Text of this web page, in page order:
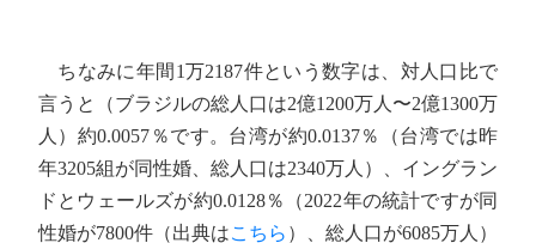
ちなみに年間1万2187件という数字は、対人口比で
言うと（ブラジルの総人口は2億1200万人〜2億1300万
人）約0.0057％です。台湾が約0.0137％（台湾では昨
年3205組が同性婚、総人口は2340万人）、イングラン
ドとウェールズが約0.0128％（2022年の統計ですが同
性婚が7800件（出典はこちら ）、総人口が6085万人）